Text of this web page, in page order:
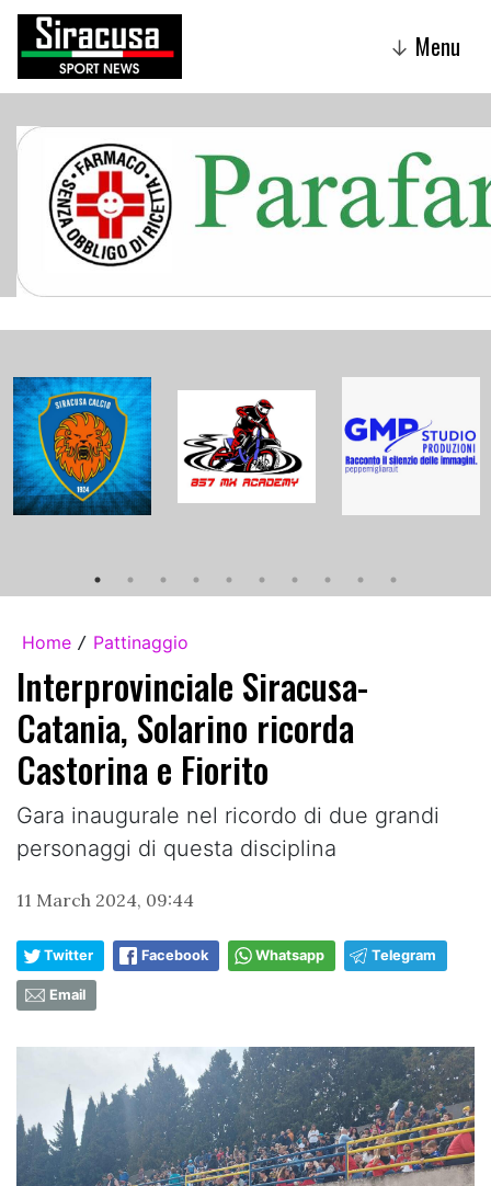
↓ Menu
Home / Pattinaggio
Interprovinciale Siracusa-
Catania, Solarino ricorda
Castorina e Fiorito
Gara inaugurale nel ricordo di due grandi
personaggi di questa disciplina
11 March 2024, 09:44
Twitter Facebook Whatsapp Telegram
Email